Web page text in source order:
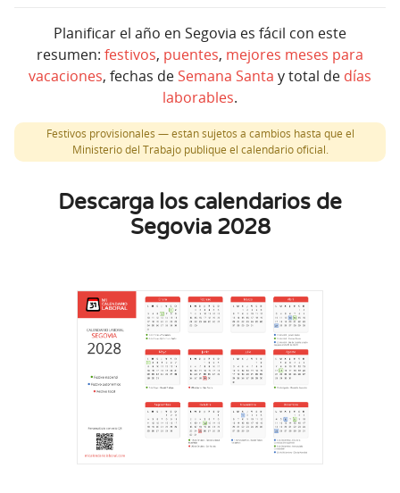
Planificar el año en Segovia es fácil con este
resumen: festivos, puentes, mejores meses para
vacaciones, fechas de Semana Santa y total de días
laborables.
Festivos provisionales — están sujetos a cambios hasta que el
Ministerio del Trabajo publique el calendario oficial.
Descarga los calendarios de
Segovia 2028